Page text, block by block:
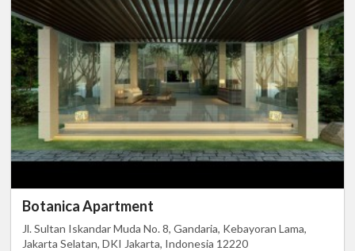
Botanica Apartment
Jl. Sultan Iskandar Muda No. 8, Gandaria, Kebayoran Lama,
Jakarta Selatan, DKI Jakarta, Indonesia 12220